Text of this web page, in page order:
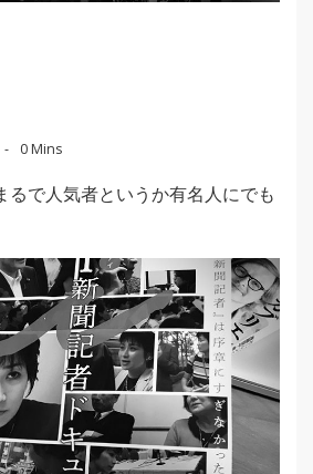
0 Mins
るで人気者というか有名人にでも